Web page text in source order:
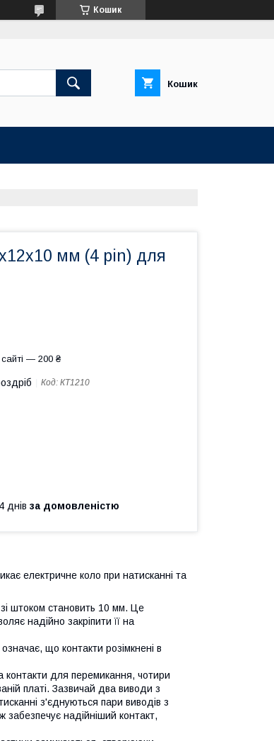
Кошик
Кошик
мм (4 pin) для
— 200 ₴
Код: КТ1210
днів за домовленістю
електричне коло при натисканні та
штоком становить 10 мм. Це
надійно закріпити її на
що контакти розімкнені в
для перемикання, чотири
платі. Зазвичай два виводи з
з'єднуються пари виводів з
надійніший контакт,